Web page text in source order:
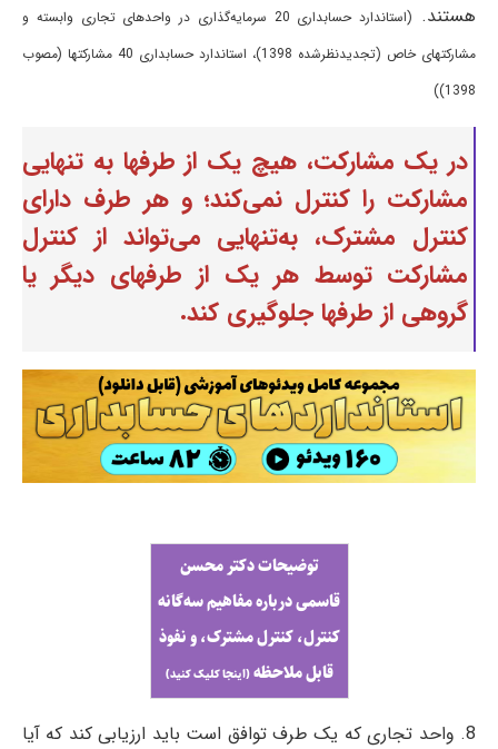
هستند.
(استاندارد حسابداری 20 سرمایه‌گذاری در واحدهای تجاری وابسته و
مشارکتهای خاص (تجدیدنظرشده 1398)، استاندارد حسابداری 40 مشارکتها (مصوب
1398))
در یک مشارکت، هیچ‌ یک از طرفها به تنهایی
مشارکت را کنترل نمی‌کند؛ و هر طرف دارای
کنترل مشترک، به‌تنهایی می‌تواند از کنترل
مشارکت توسط هر یک از طرفهای دیگر یا
گروهی از طرفها جلوگیری کند.
توضیحات دکتر محسن
قاسمی درباره مفاهیم سه‌گانه
کنترل، کنترل مشترک، و نفوذ
قابل ملاحظه(اینجا کلیک کنید)
8. واحد تجاری که یک طرف توافق است باید ارزیابی کند که آیا